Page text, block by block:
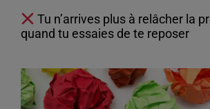
Tu n’arrives plus à relâcher la
quand tu essaies de te reposer